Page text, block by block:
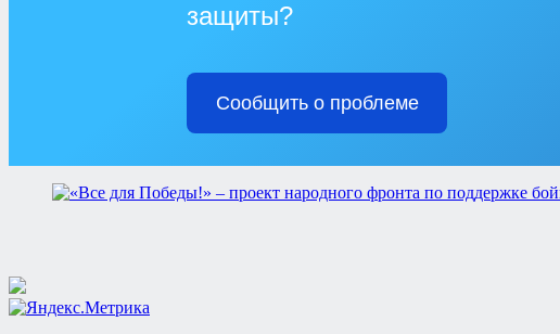
защиты?
Сообщить о проблеме